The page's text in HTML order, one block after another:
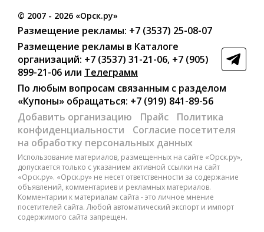
© 2007 - 2026 «Орск.ру»
Размещение рекламы: +7 (3537) 25-08-07
Размещение рекламы в Каталоге
организаций: +7 (3537) 31-21-06, +7 (905)
899-21-06 или Телеграмм
По любым вопросам связанным с разделом
«Купоны» обращаться: +7 (919) 841-89-56
Добавить организацию
Прайс
Политика
конфиденциальности
Согласие посетителя
на обработку персональных данных
Использование материалов, размещенных на сайте «Орск.ру»,
допускается только с указанием активной ссылки на сайт
«Орск.ру». «Орск.ру» не несет ответственности за содержание
объявлений, комментариев и рекламных материалов.
Комментарии к материалам сайта - это личное мнение
посетителей сайта. Любой автоматический экспорт и импорт
содержимого сайта запрещен.